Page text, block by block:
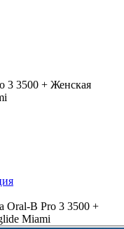
3 3500 + Женская
Oral-B Pro 3 3500 +
Miami